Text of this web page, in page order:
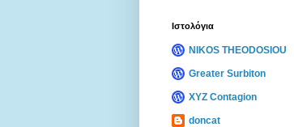
Ιστολόγια
NIKOS THEODOSIOU
Greater Surbiton
XYZ Contagion
doncat